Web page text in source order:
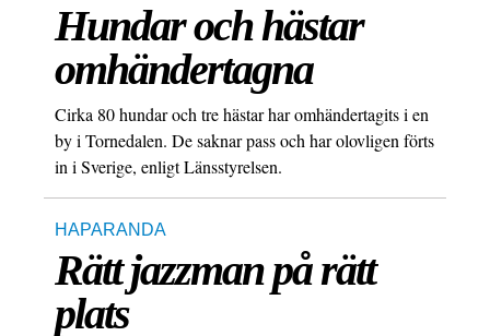
Hundar och hästar
omhändertagna
Cirka 80 hundar och tre hästar har omhändertagits i en
by i Tornedalen. De saknar pass och har olovligen förts
in i Sverige, enligt Länsstyrelsen.
HAPARANDA
Rätt jazzman på rätt
plats